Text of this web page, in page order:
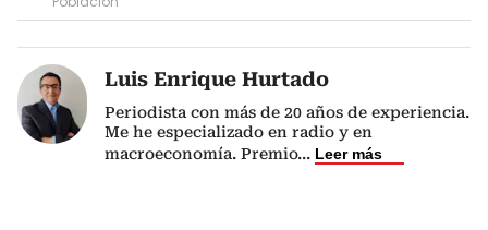
Luis Enrique Hurtado
Periodista con más de 20 años de experiencia.
Me he especializado en radio y en
macroeconomía. Premio... Leer más